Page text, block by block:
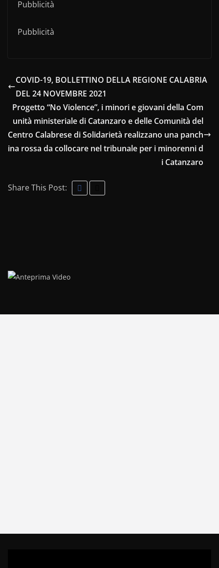
Pubblicità
Pubblicità
COVID-19, BOLLETTINO DELLA REGIONE CALABRIA
DEL 24 NOVEMBRE 2021
Progetto “No Violence”, i minori e giovani della Com
unità ministeriale di Catanzaro e delle Comunità del
Centro Calabrese di Solidarietà realizzano una panch
ina rossa da collocare nel tribunale per i minorenni d
i Catanzaro
Share This Post: